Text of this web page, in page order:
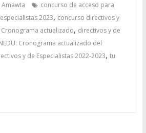
Amawta
concurso de acceso para
2023, concurso directivos y
Cronograma actualizado, directivos y de
Cronograma actualizado del
y de Especialistas 2022-2023, tu